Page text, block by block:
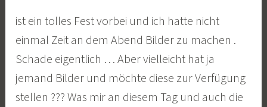
ist ein tolles Fest vorbei und ich hatte nicht
einmal Zeit an dem Abend Bilder zu machen .
Schade eigentlich … Aber vielleicht hat ja
jemand Bilder und möchte diese zur Verfügung
stellen ??? Was mir an diesem Tag und auch die